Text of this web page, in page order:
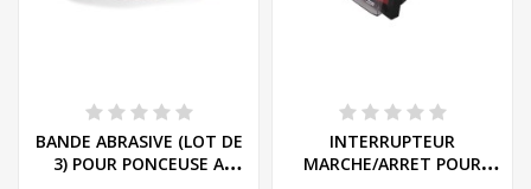
BANDE ABRASIVE (LOT DE
3) POUR PONCEUSE A
INTERRUPTEUR
MARCHE/ARRET POUR